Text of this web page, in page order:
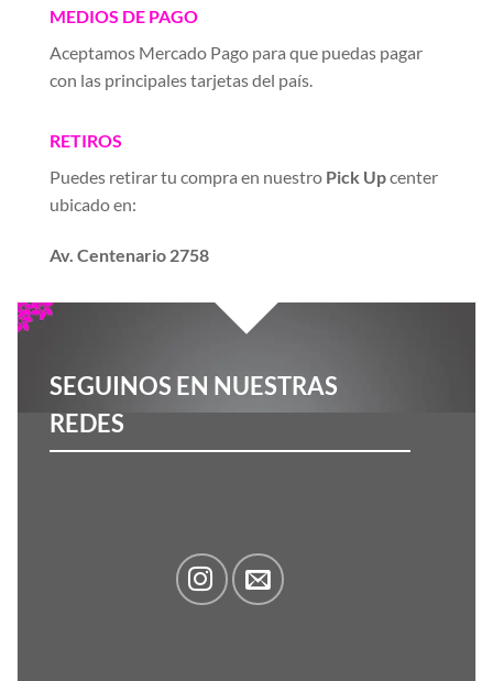
MEDIOS DE PAGO
Aceptamos Mercado Pago para que puedas pagar
con las principales tarjetas del país.
RETIROS
Puedes retirar tu compra en nuestro Pick Upcenter
ubicado en:
Av. Centenario 2758
SEGUINOS EN NUESTRAS
REDES